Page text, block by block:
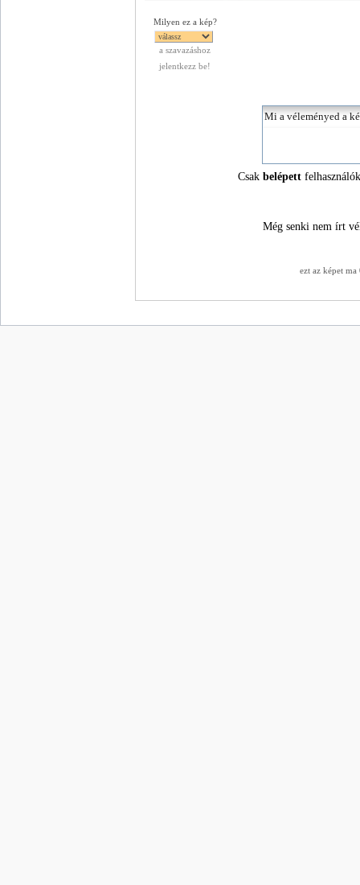
Milyen ez a kép?
a szavazáshoz
jelentkezz be!
Csakbelépett
Még senki nem írt
ezt az képet ma